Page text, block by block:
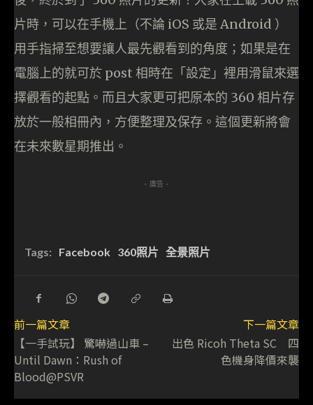
片時，可以在手機上（不論 iOS 或是 Android ）
用手指掃至想要讓人最先觀看到的角度；如果是在
電腦上的就可於 post 相時在「設定」裡用滑鼠來選
擇觀看的起點。而且大家更可把原本的 360 相片存
放於一般相冊內，方便整理及保存。這個更新將會
在未來數星期推出。
- 廣告 -
Tags: Facebook 360照片 全景照片
前一篇文章
【一手試玩】 驚嚇過山車 –
Until Dawn：Rush of
Blood@PSVR
下一篇文章
出色 Ricoh Theta SC 四
色機身降價來襲